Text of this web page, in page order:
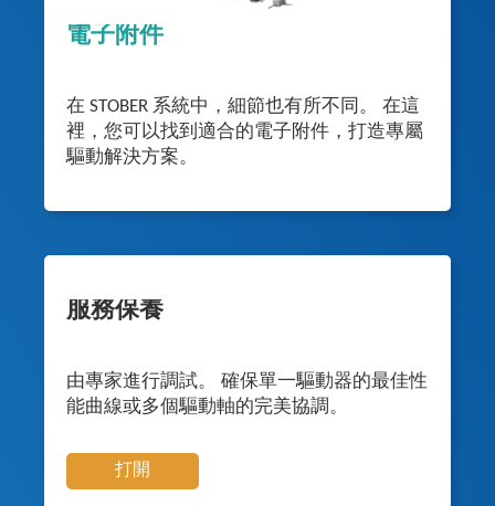
電子附件
在 STOBER 系統中，細節也有所不同。 在這
裡，您可以找到適合的電子附件，打造專屬
驅動解決方案。
服務保養
由專家進行調試。 確保單一驅動器的最佳性
能曲線或多個驅動軸的完美協調。
打開